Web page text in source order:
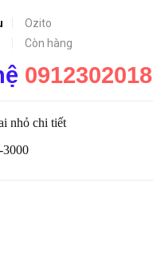
Ozito
Còn hàng
0912302018
nhỏ chi tiết
3000